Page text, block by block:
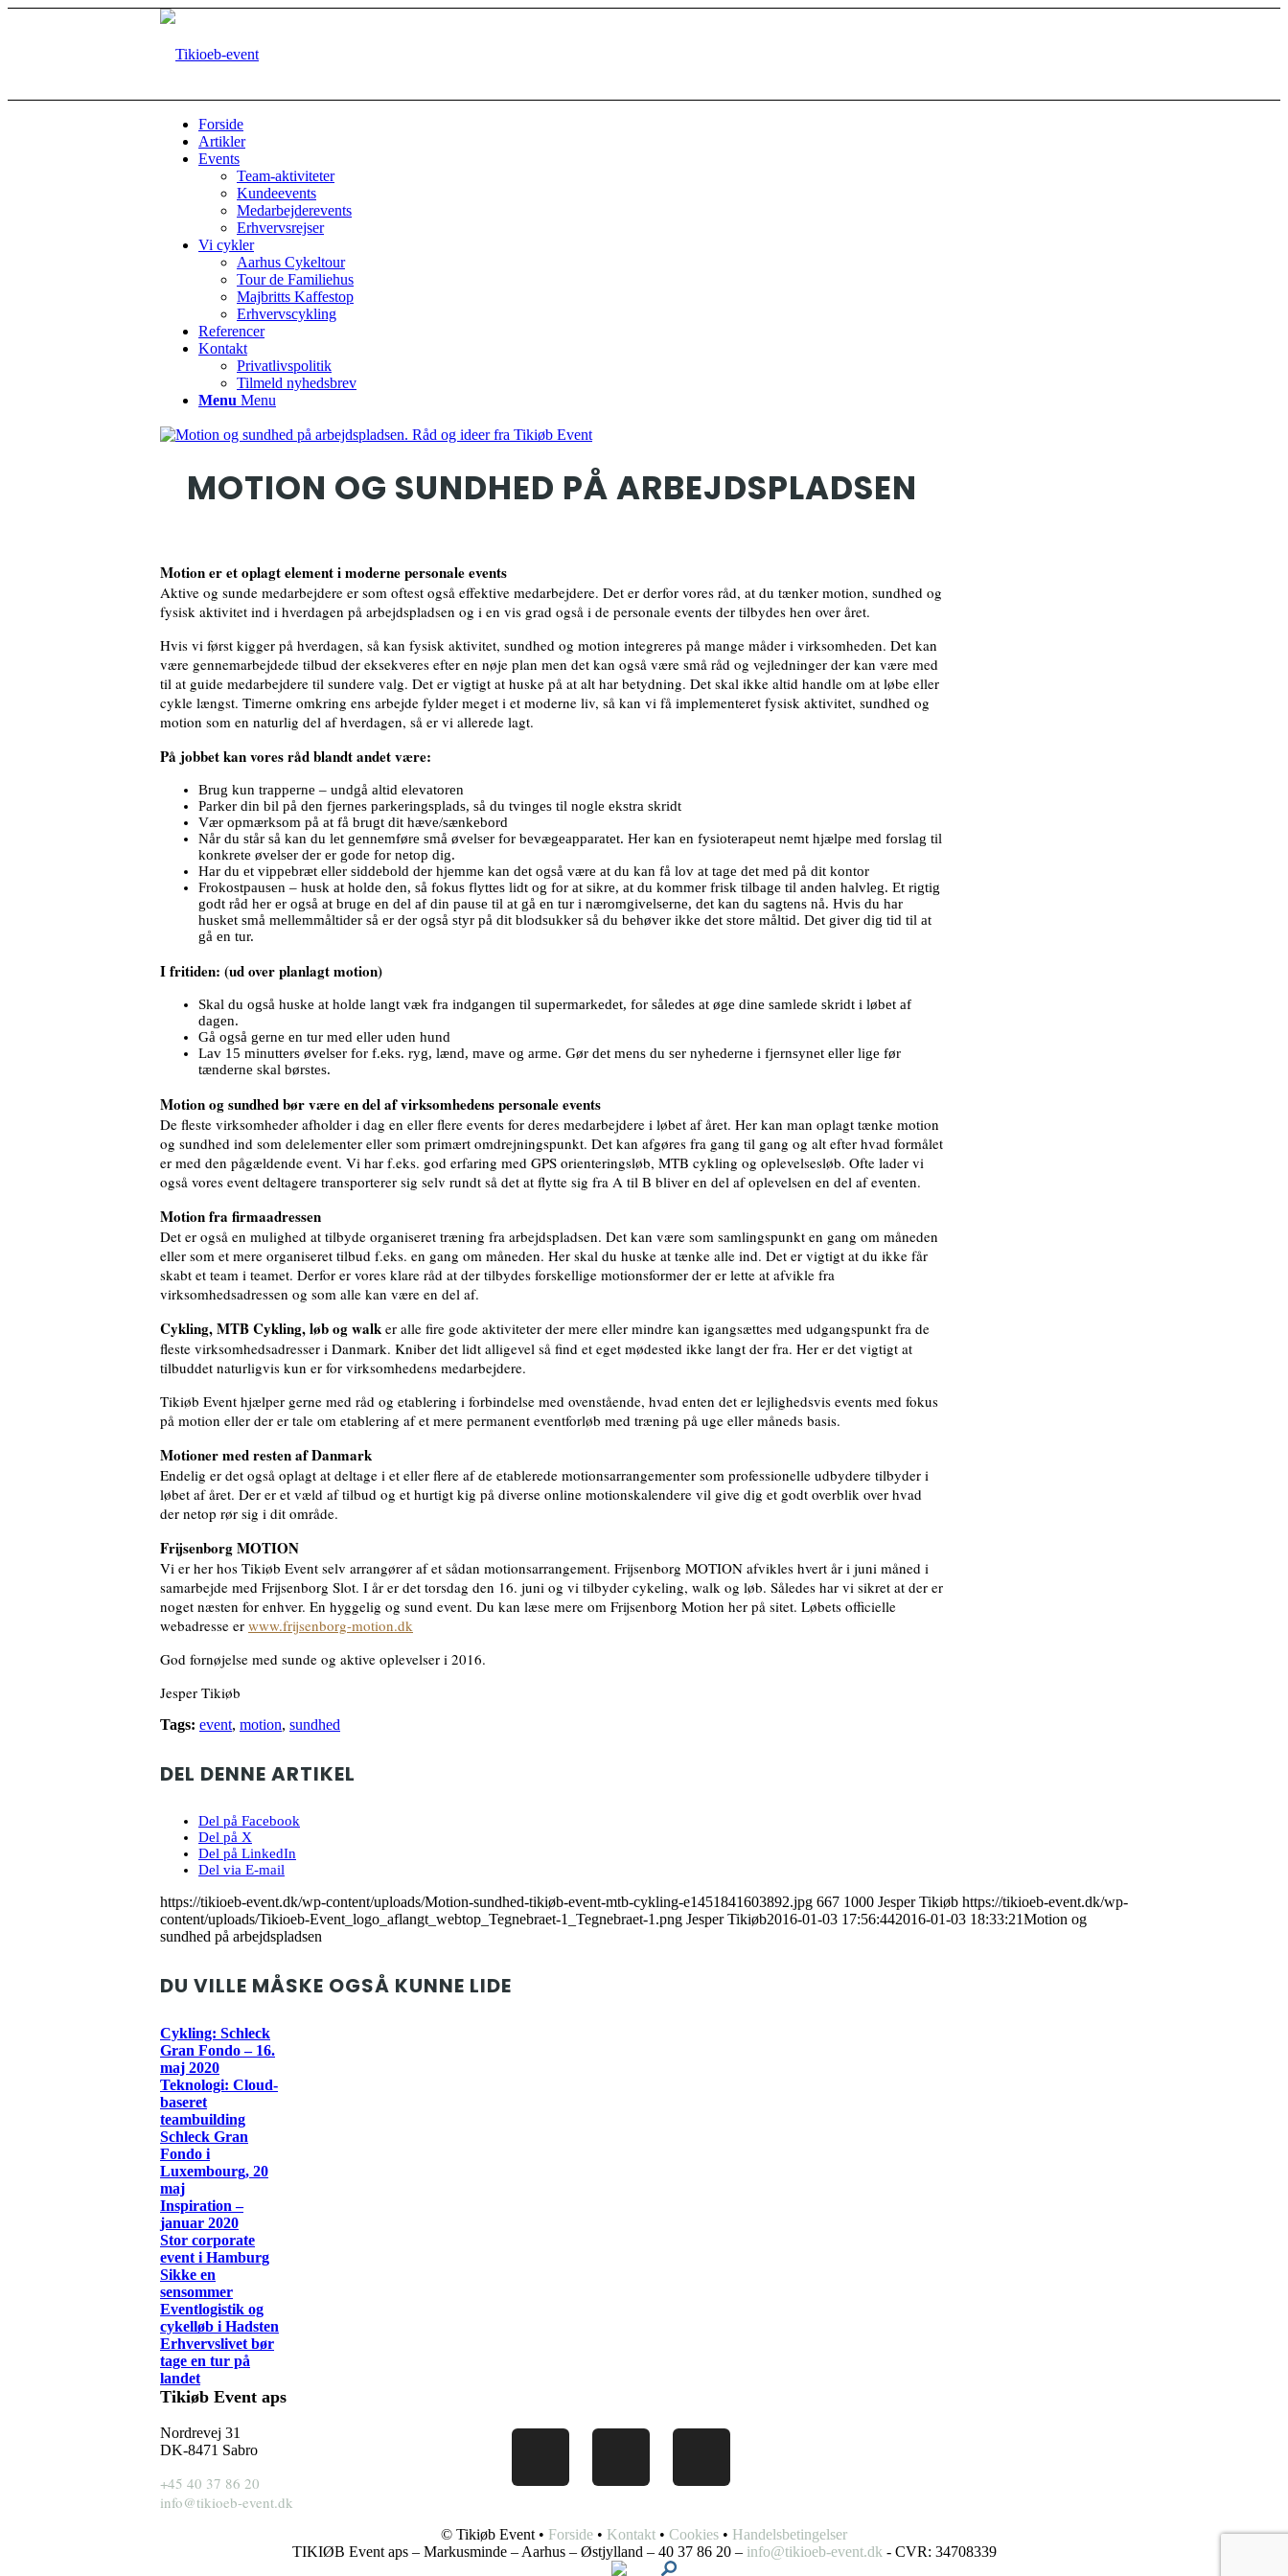
Forside
Artikler
Events
Team-aktiviteter
Kundeevents
Medarbejderevents
Erhvervsrejser
Vi cykler
Aarhus Cykeltour
Tour de Familiehus
Majbritts Kaffestop
Erhvervscykling
Referencer
Kontakt
Privatlivspolitik
Tilmeld nyhedsbrev
Menu Menu
MOTION OG SUNDHED PÅ ARBEJDSPLADSEN
Motion er et oplagt element i moderne personale events
Aktive og sunde medarbejdere er som oftest også effektive medarbejdere. Det er derfor vores råd, at du tænker motion, sundhed og
fysisk aktivitet ind i hverdagen på arbejdspladsen og i en vis grad også i de personale events der tilbydes hen over året.
Hvis vi først kigger på hverdagen, så kan fysisk aktivitet, sundhed og motion integreres på mange måder i virksomheden. Det kan
være gennemarbejdede tilbud der eksekveres efter en nøje plan men det kan også være små råd og vejledninger der kan være med
til at guide medarbejdere til sundere valg. Det er vigtigt at huske på at alt har betydning. Det skal ikke altid handle om at løbe eller
cykle længst. Timerne omkring ens arbejde fylder meget i et moderne liv, så kan vi få implementeret fysisk aktivitet, sundhed og
motion som en naturlig del af hverdagen, så er vi allerede lagt.
På jobbet kan vores råd blandt andet være:
Brug kun trapperne – undgå altid elevatoren
Parker din bil på den fjernes parkeringsplads, så du tvinges til nogle ekstra skridt
Vær opmærksom på at få brugt dit hæve/sænkebord
Når du står så kan du let gennemføre små øvelser for bevægeapparatet. Her kan en fysioterapeut nemt hjælpe med forslag til
konkrete øvelser der er gode for netop dig.
Har du et vippebræt eller siddebold der hjemme kan det også være at du kan få lov at tage det med på dit kontor
Frokostpausen – husk at holde den, så fokus flyttes lidt og for at sikre, at du kommer frisk tilbage til anden halvleg. Et rigtig
godt råd her er også at bruge en del af din pause til at gå en tur i næromgivelserne, det kan du sagtens nå. Hvis du har
husket små mellemmåltider så er der også styr på dit blodsukker så du behøver ikke det store måltid. Det giver dig tid til at
gå en tur.
I fritiden: (ud over planlagt motion)
Skal du også huske at holde langt væk fra indgangen til supermarkedet, for således at øge dine samlede skridt i løbet af
dagen.
Gå også gerne en tur med eller uden hund
Lav 15 minutters øvelser for f.eks. ryg, lænd, mave og arme. Gør det mens du ser nyhederne i fjernsynet eller lige før
tænderne skal børstes.
Motion og sundhed bør være en del af virksomhedens personale events
De fleste virksomheder afholder i dag en eller flere events for deres medarbejdere i løbet af året. Her kan man oplagt tænke motion
og sundhed ind som delelementer eller som primært omdrejningspunkt. Det kan afgøres fra gang til gang og alt efter hvad formålet
er med den pågældende event. Vi har f.eks. god erfaring med GPS orienteringsløb, MTB cykling og oplevelsesløb. Ofte lader vi
også vores event deltagere transporterer sig selv rundt så det at flytte sig fra A til B bliver en del af oplevelsen en del af eventen.
Motion fra firmaadressen
Det er også en mulighed at tilbyde organiseret træning fra arbejdspladsen. Det kan være som samlingspunkt en gang om måneden
eller som et mere organiseret tilbud f.eks. en gang om måneden. Her skal du huske at tænke alle ind. Det er vigtigt at du ikke får
skabt et team i teamet. Derfor er vores klare råd at der tilbydes forskellige motionsformer der er lette at afvikle fra
virksomhedsadressen og som alle kan være en del af.
Cykling, MTB Cykling, løb og walk er alle fire gode aktiviteter der mere eller mindre kan igangsættes med udgangspunkt fra de
fleste virksomhedsadresser i Danmark. Kniber det lidt alligevel så find et eget mødested ikke langt der fra. Her er det vigtigt at
tilbuddet naturligvis kun er for virksomhedens medarbejdere.
Tikiøb Event hjælper gerne med råd og etablering i forbindelse med ovenstående, hvad enten det er lejlighedsvis events med fokus
på motion eller der er tale om etablering af et mere permanent eventforløb med træning på uge eller måneds basis.
Motioner med resten af Danmark
Endelig er det også oplagt at deltage i et eller flere af de etablerede motionsarrangementer som professionelle udbydere tilbyder i
løbet af året. Der er et væld af tilbud og et hurtigt kig på diverse online motionskalendere vil give dig et godt overblik over hvad
der netop rør sig i dit område.
Frijsenborg MOTION
Vi er her hos Tikiøb Event selv arrangører af et sådan motionsarrangement. Frijsenborg MOTION afvikles hvert år i juni måned i
samarbejde med Frijsenborg Slot. I år er det torsdag den 16. juni og vi tilbyder cykeling, walk og løb. Således har vi sikret at der er
noget næsten for enhver. En hyggelig og sund event. Du kan læse mere om Frijsenborg Motion her på sitet. Løbets officielle
webadresse er www.frijsenborg-motion.dk
God fornøjelse med sunde og aktive oplevelser i 2016.
Jesper Tikiøb
Tags: event, motion, sundhed
DEL DENNE ARTIKEL
Del på Facebook
Del på X
Del på LinkedIn
Del via E-mail
https://tikioeb-event.dk/wp-content/uploads/Motion-sundhed-tikiøb-event-mtb-cykling-e1451841603892.jpg 667 1000 Jesper Tikiøb https://tikioeb-event.dk/wp-
content/uploads/Tikioeb-Event_logo_aflangt_webtop_Tegnebraet-1_Tegnebraet-1.png Jesper Tikiøb2016-01-03 17:56:442016-01-03 18:33:21Motion og
sundhed på arbejdspladsen
DU VILLE MÅSKE OGSÅ KUNNE LIDE
Cykling: Schleck
Gran Fondo – 16.
maj 2020
Teknologi: Cloud-
baseret
teambuilding
Schleck Gran
Fondo i
Luxembourg, 20
maj
Inspiration –
januar 2020
Stor corporate
event i Hamburg
Sikke en
sensommer
Eventlogistik og
cykelløb i Hadsten
Erhvervslivet bør
tage en tur på
landet
Tikiøb Event aps
Nordrevej 31
DK-8471 Sabro
+45 40 37 86 20
info@tikioeb-event.dk
© Tikiøb Event • Forside • Kontakt • Cookies • Handelsbetingelser
TIKIØB Event aps – Markusminde – Aarhus – Østjylland – 40 37 86 20 – info@tikioeb-event.dk - CVR: 34708339